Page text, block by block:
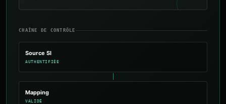
CHAÎNE DE CONTRÔLE
Source SI
AUTHENTIFIÉE
Mapping
VALIDÉ